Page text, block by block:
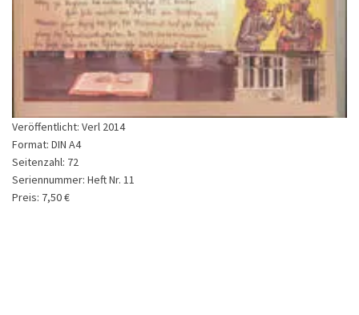
Veröffentlicht: Verl 2014
Format: DIN A4
Seitenzahl: 72
Seriennummer: Heft Nr. 11
Preis: 7,50 €